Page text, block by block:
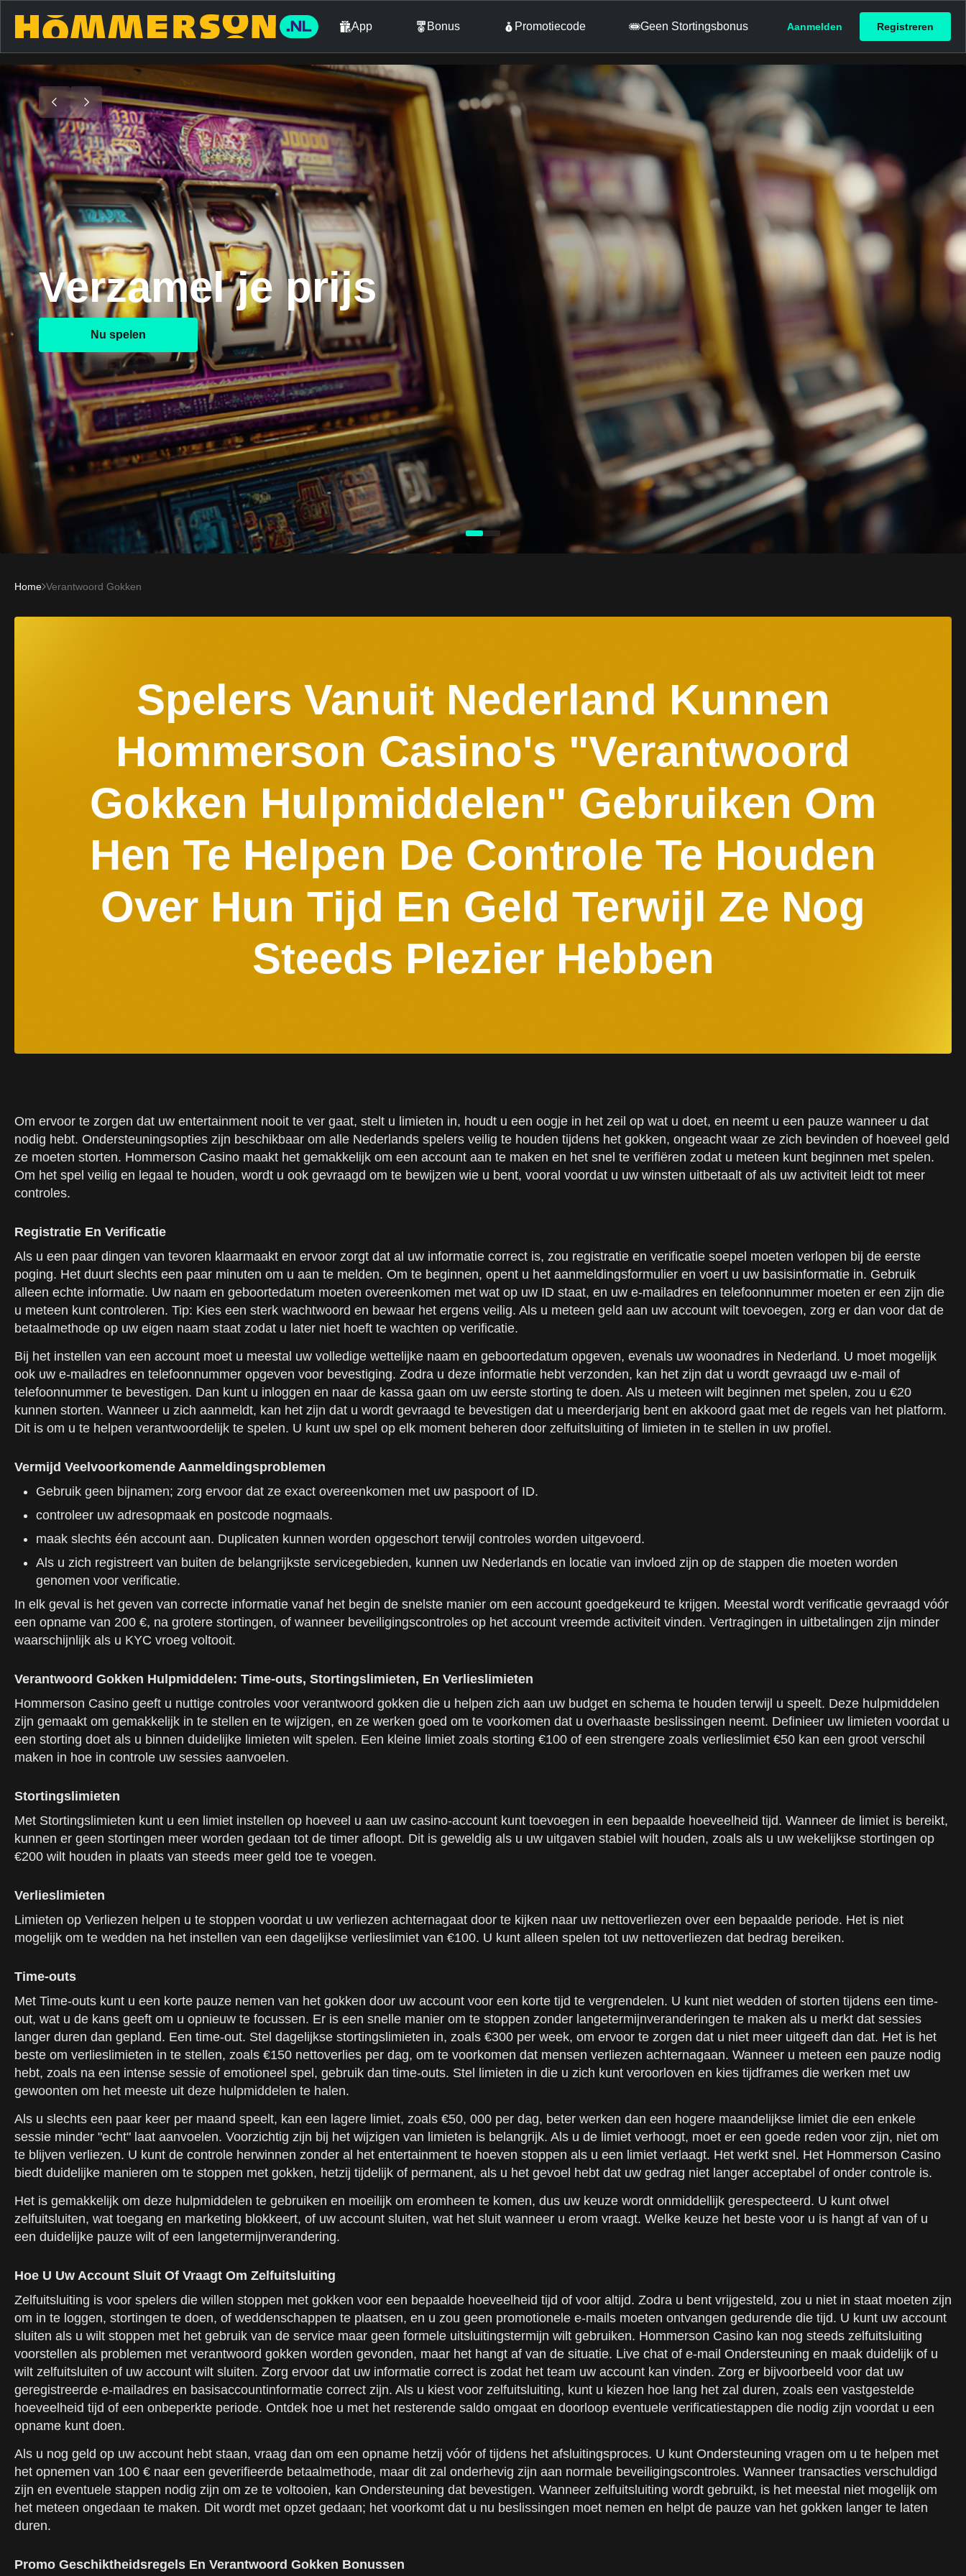
App Bonus Promotiecode Geen Stortingsbonus Aanmelden Registreren
Verzamel je prijs
Nu spelen
Home Verantwoord Gokken
Spelers Vanuit Nederland Kunnen
Hommerson Casino's "Verantwoord
Gokken Hulpmiddelen" Gebruiken Om
Hen Te Helpen De Controle Te Houden
Over Hun Tijd En Geld Terwijl Ze Nog
Steeds Plezier Hebben
Om ervoor te zorgen dat uw entertainment nooit te ver gaat, stelt u limieten in, houdt u een oogje in het zeil op wat u doet, en neemt u een pauze wanneer u dat
nodig hebt. Ondersteuningsopties zijn beschikbaar om alle Nederlands spelers veilig te houden tijdens het gokken, ongeacht waar ze zich bevinden of hoeveel geld
ze moeten storten. Hommerson Casino maakt het gemakkelijk om een account aan te maken en het snel te verifiëren zodat u meteen kunt beginnen met spelen.
Om het spel veilig en legaal te houden, wordt u ook gevraagd om te bewijzen wie u bent, vooral voordat u uw winsten uitbetaalt of als uw activiteit leidt tot meer
controles.
Registratie En Verificatie
Als u een paar dingen van tevoren klaarmaakt en ervoor zorgt dat al uw informatie correct is, zou registratie en verificatie soepel moeten verlopen bij de eerste
poging. Het duurt slechts een paar minuten om u aan te melden. Om te beginnen, opent u het aanmeldingsformulier en voert u uw basisinformatie in. Gebruik
alleen echte informatie. Uw naam en geboortedatum moeten overeenkomen met wat op uw ID staat, en uw e-mailadres en telefoonnummer moeten er een zijn die
u meteen kunt controleren. Tip: Kies een sterk wachtwoord en bewaar het ergens veilig. Als u meteen geld aan uw account wilt toevoegen, zorg er dan voor dat de
betaalmethode op uw eigen naam staat zodat u later niet hoeft te wachten op verificatie.
Bij het instellen van een account moet u meestal uw volledige wettelijke naam en geboortedatum opgeven, evenals uw woonadres in Nederland. U moet mogelijk
ook uw e-mailadres en telefoonnummer opgeven voor bevestiging. Zodra u deze informatie hebt verzonden, kan het zijn dat u wordt gevraagd uw e-mail of
telefoonnummer te bevestigen. Dan kunt u inloggen en naar de kassa gaan om uw eerste storting te doen. Als u meteen wilt beginnen met spelen, zou u €20
kunnen storten. Wanneer u zich aanmeldt, kan het zijn dat u wordt gevraagd te bevestigen dat u meerderjarig bent en akkoord gaat met de regels van het platform.
Dit is om u te helpen verantwoordelijk te spelen. U kunt uw spel op elk moment beheren door zelfuitsluiting of limieten in te stellen in uw profiel.
Vermijd Veelvoorkomende Aanmeldingsproblemen
Gebruik geen bijnamen; zorg ervoor dat ze exact overeenkomen met uw paspoort of ID.
controleer uw adresopmaak en postcode nogmaals.
maak slechts één account aan. Duplicaten kunnen worden opgeschort terwijl controles worden uitgevoerd.
Als u zich registreert van buiten de belangrijkste servicegebieden, kunnen uw Nederlands en locatie van invloed zijn op de stappen die moeten worden
genomen voor verificatie.
In elk geval is het geven van correcte informatie vanaf het begin de snelste manier om een account goedgekeurd te krijgen. Meestal wordt verificatie gevraagd vóór
een opname van 200 €, na grotere stortingen, of wanneer beveiligingscontroles op het account vreemde activiteit vinden. Vertragingen in uitbetalingen zijn minder
waarschijnlijk als u KYC vroeg voltooit.
Verantwoord Gokken Hulpmiddelen: Time-outs, Stortingslimieten, En Verlieslimieten
Hommerson Casino geeft u nuttige controles voor verantwoord gokken die u helpen zich aan uw budget en schema te houden terwijl u speelt. Deze hulpmiddelen
zijn gemaakt om gemakkelijk in te stellen en te wijzigen, en ze werken goed om te voorkomen dat u overhaaste beslissingen neemt. Definieer uw limieten voordat u
een storting doet als u binnen duidelijke limieten wilt spelen. Een kleine limiet zoals storting €100 of een strengere zoals verlieslimiet €50 kan een groot verschil
maken in hoe in controle uw sessies aanvoelen.
Stortingslimieten
Met Stortingslimieten kunt u een limiet instellen op hoeveel u aan uw casino-account kunt toevoegen in een bepaalde hoeveelheid tijd. Wanneer de limiet is bereikt,
kunnen er geen stortingen meer worden gedaan tot de timer afloopt. Dit is geweldig als u uw uitgaven stabiel wilt houden, zoals als u uw wekelijkse stortingen op
€200 wilt houden in plaats van steeds meer geld toe te voegen.
Verlieslimieten
Limieten op Verliezen helpen u te stoppen voordat u uw verliezen achternagaat door te kijken naar uw nettoverliezen over een bepaalde periode. Het is niet
mogelijk om te wedden na het instellen van een dagelijkse verlieslimiet van €100. U kunt alleen spelen tot uw nettoverliezen dat bedrag bereiken.
Time-outs
Met Time-outs kunt u een korte pauze nemen van het gokken door uw account voor een korte tijd te vergrendelen. U kunt niet wedden of storten tijdens een time-
out, wat u de kans geeft om u opnieuw te focussen. Er is een snelle manier om te stoppen zonder langetermijnveranderingen te maken als u merkt dat sessies
langer duren dan gepland. Een time-out. Stel dagelijkse stortingslimieten in, zoals €300 per week, om ervoor te zorgen dat u niet meer uitgeeft dan dat. Het is het
beste om verlieslimieten in te stellen, zoals €150 nettoverlies per dag, om te voorkomen dat mensen verliezen achternagaan. Wanneer u meteen een pauze nodig
hebt, zoals na een intense sessie of emotioneel spel, gebruik dan time-outs. Stel limieten in die u zich kunt veroorloven en kies tijdframes die werken met uw
gewoonten om het meeste uit deze hulpmiddelen te halen.
Als u slechts een paar keer per maand speelt, kan een lagere limiet, zoals €50, 000 per dag, beter werken dan een hogere maandelijkse limiet die een enkele
sessie minder "echt" laat aanvoelen. Voorzichtig zijn bij het wijzigen van limieten is belangrijk. Als u de limiet verhoogt, moet er een goede reden voor zijn, niet om
te blijven verliezen. U kunt de controle herwinnen zonder al het entertainment te hoeven stoppen als u een limiet verlaagt. Het werkt snel. Het Hommerson Casino
biedt duidelijke manieren om te stoppen met gokken, hetzij tijdelijk of permanent, als u het gevoel hebt dat uw gedrag niet langer acceptabel of onder controle is.
Het is gemakkelijk om deze hulpmiddelen te gebruiken en moeilijk om eromheen te komen, dus uw keuze wordt onmiddellijk gerespecteerd. U kunt ofwel
zelfuitsluiten, wat toegang en marketing blokkeert, of uw account sluiten, wat het sluit wanneer u erom vraagt. Welke keuze het beste voor u is hangt af van of u
een duidelijke pauze wilt of een langetermijnverandering.
Hoe U Uw Account Sluit Of Vraagt Om Zelfuitsluiting
Zelfuitsluiting is voor spelers die willen stoppen met gokken voor een bepaalde hoeveelheid tijd of voor altijd. Zodra u bent vrijgesteld, zou u niet in staat moeten zijn
om in te loggen, stortingen te doen, of weddenschappen te plaatsen, en u zou geen promotionele e-mails moeten ontvangen gedurende die tijd. U kunt uw account
sluiten als u wilt stoppen met het gebruik van de service maar geen formele uitsluitingstermijn wilt gebruiken. Hommerson Casino kan nog steeds zelfuitsluiting
voorstellen als problemen met verantwoord gokken worden gevonden, maar het hangt af van de situatie. Live chat of e-mail Ondersteuning en maak duidelijk of u
wilt zelfuitsluiten of uw account wilt sluiten. Zorg ervoor dat uw informatie correct is zodat het team uw account kan vinden. Zorg er bijvoorbeeld voor dat uw
geregistreerde e-mailadres en basisaccountinformatie correct zijn. Als u kiest voor zelfuitsluiting, kunt u kiezen hoe lang het zal duren, zoals een vastgestelde
hoeveelheid tijd of een onbeperkte periode. Ontdek hoe u met het resterende saldo omgaat en doorloop eventuele verificatiestappen die nodig zijn voordat u een
opname kunt doen.
Als u nog geld op uw account hebt staan, vraag dan om een opname hetzij vóór of tijdens het afsluitingsproces. U kunt Ondersteuning vragen om u te helpen met
het opnemen van 100 € naar een geverifieerde betaalmethode, maar dit zal onderhevig zijn aan normale beveiligingscontroles. Wanneer transacties verschuldigd
zijn en eventuele stappen nodig zijn om ze te voltooien, kan Ondersteuning dat bevestigen. Wanneer zelfuitsluiting wordt gebruikt, is het meestal niet mogelijk om
het meteen ongedaan te maken. Dit wordt met opzet gedaan; het voorkomt dat u nu beslissingen moet nemen en helpt de pauze van het gokken langer te laten
duren.
Promo Geschiktheidsregels En Verantwoord Gokken Bonussen